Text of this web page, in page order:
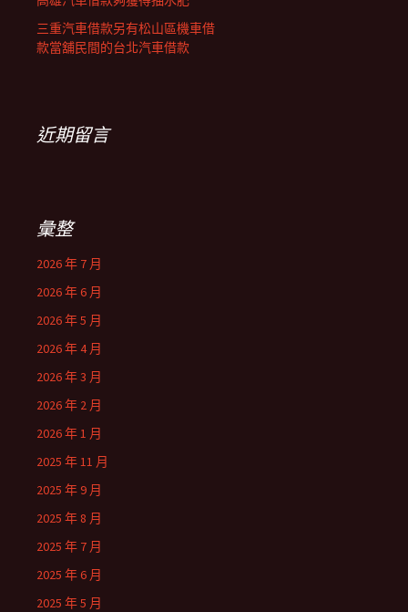
三重汽車借款另有松山區機車借
款當舖民間的台北汽車借款
近期留言
彙整
2026 年 7 月
2026 年 6 月
2026 年 5 月
2026 年 4 月
2026 年 3 月
2026 年 2 月
2026 年 1 月
2025 年 11 月
2025 年 9 月
2025 年 8 月
2025 年 7 月
2025 年 6 月
2025 年 5 月